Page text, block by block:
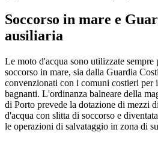
Soccorso in mare e
ausiliaria
Le moto d'acqua sono utilizzate sempre
soccorso in mare, sia dalla Guardia
convenzionati con i comuni costieri per
bagnanti. L'ordinanza balneare della
di Porto prevede la dotazione di mezzi
d'acqua con slitta di soccorso e
le operazioni di salvataggio in zona di